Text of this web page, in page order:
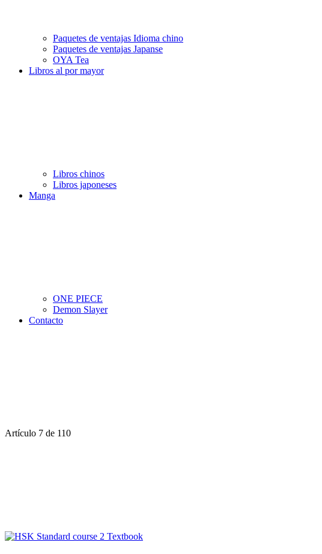
Paquetes de ventajas Idioma chino
Paquetes de ventajas Japanse
OYA Tea
Libros al por mayor
Libros chinos
Libros japoneses
Manga
ONE PIECE
Demon Slayer
Contacto
Artículo 7 de 110